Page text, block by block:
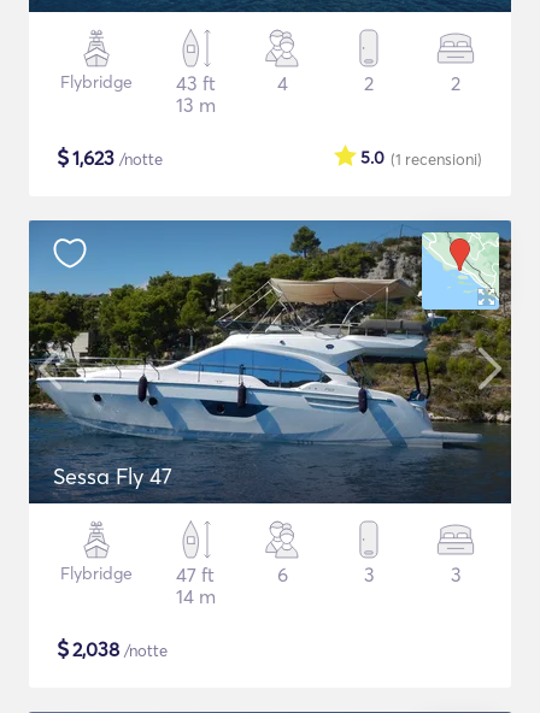
Flybridge
43 ft
13 m
4 2 2
$1,623 /notte (1 recensioni)
5.0
Sessa Fly 47
Flybridge
47 ft
14 m
6 3 3
$2,038 /notte